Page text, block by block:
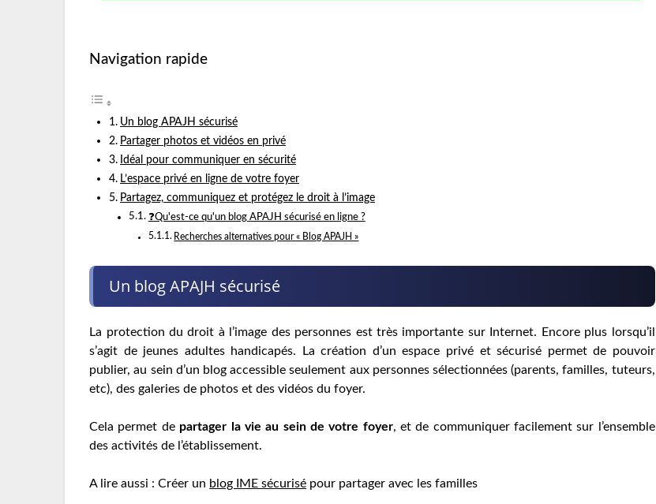
Navigation rapide
Un blog APAJH sécurisé
Partager photos et vidéos en privé
Idéal pour communiquer en sécurité
L’espace privé en ligne de votre foyer
Partagez, communiquez et protégez le droit à l’image
❓Qu'est-ce qu'un blog APAJH sécurisé en ligne ?
Recherches alternatives pour « Blog APAJH »
Un blog APAJH sécurisé
La protection du droit à l’image des personnes est très importante sur Internet. Encore plus lorsqu’il
s’agit de jeunes adultes handicapés. La création d’un espace privé et sécurisé permet de pouvoir
publier, au sein d’un blog accessible seulement aux personnes sélectionnées (parents, familles, tuteurs,
etc), des galeries de photos et des vidéos du foyer.
Cela permet de partager la vie au sein de votre foyer, et de communiquer facilement sur l’ensemble
des activités de l’établissement.
A lire aussi : Créer un blog IME sécurisé pour partager avec les familles